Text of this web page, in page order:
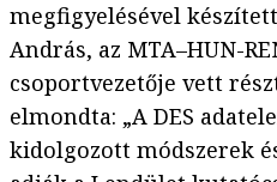
megfigyelésével
András, az MTA–HUN-
csoportvezetője vett
elmondta: „A DES
kidolgozott módszerek